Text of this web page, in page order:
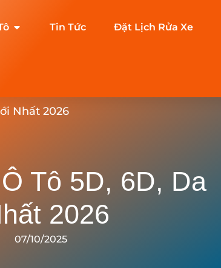
Tin Tức Đặt Lịch Rửa Xe
Nhất 2026
Tô 5D, 6D, Da
2026
07/10/2025